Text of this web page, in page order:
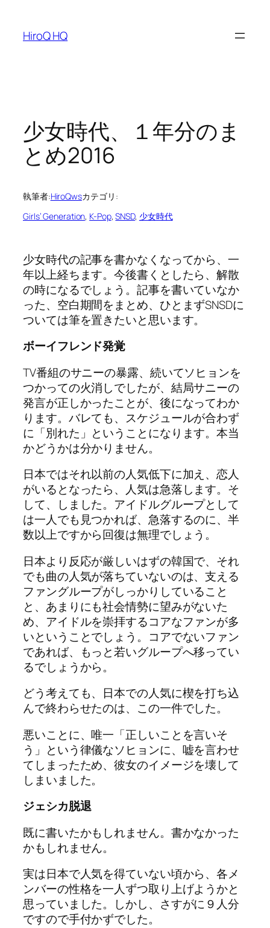
HiroQ HQ
少女時代、１年分のま
とめ2016
執筆者:HiroQwsカテゴリ:
Girls’ Generation, K-Pop, SNSD, 少女時代
少女時代の記事を書かなくなってから、一
年以上経ちます。今後書くとしたら、解散
の時になるでしょう。記事を書いていなか
った、空白期間をまとめ、ひとまずSNSDに
ついては筆を置きたいと思います。
ボーイフレンド発覚
TV番組のサニーの暴露、続いてソヒョンを
つかっての火消しでしたが、結局サニーの
発言が正しかったことが、後になってわか
ります。バレても、スケジュールが合わず
に「別れた」ということになります。本当
かどうかは分かりません。
日本ではそれ以前の人気低下に加え、恋人
がいるとなったら、人気は急落します。そ
して、しました。アイドルグループとして
は一人でも見つかれば、急落するのに、半
数以上ですから回復は無理でしょう。
日本より反応が厳しいはずの韓国で、それ
でも曲の人気が落ちていないのは、支える
ファングループがしっかりしていること
と、あまりにも社会情勢に望みがないた
め、アイドルを崇拝するコアなファンが多
いということでしょう。コアでないファン
であれば、もっと若いグループへ移ってい
るでしょうから。
どう考えても、日本での人気に楔を打ち込
んで終わらせたのは、この一件でした。
悪いことに、唯一「正しいことを言いそ
う」という律儀なソヒョンに、嘘を言わせ
てしまったため、彼女のイメージを壊して
しまいました。
ジェシカ脱退
既に書いたかもしれません。書かなかった
かもしれません。
実は日本で人気を得ていない頃から、各メ
ンバーの性格を一人ずつ取り上げようかと
思っていました。しかし、さすがに９人分
ですので手付かずでした。